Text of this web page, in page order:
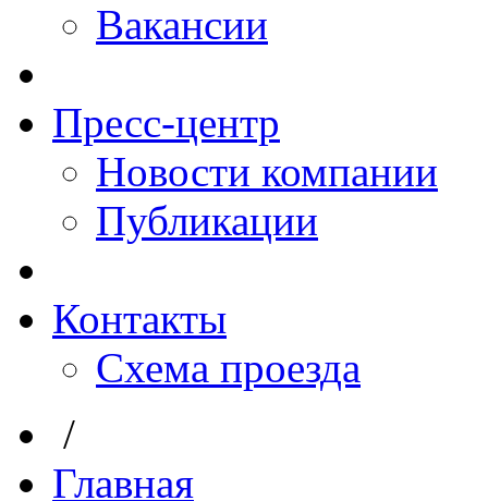
Вакансии
Пресс-центр
Новости компании
Публикации
Контакты
Схема проезда
/
Главная